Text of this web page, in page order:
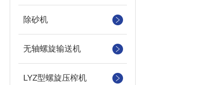
除砂机
无轴螺旋输送机
LYZ型螺旋压榨机